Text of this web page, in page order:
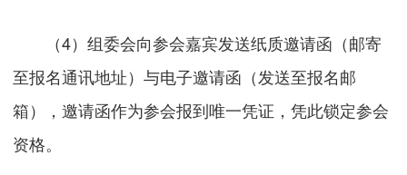
（4）组委会向参会嘉宾发送纸质邀请函（邮寄
至报名通讯地址）与电子邀请函（发送至报名邮
箱），邀请函作为参会报到唯一凭证，凭此锁定参会
资格。